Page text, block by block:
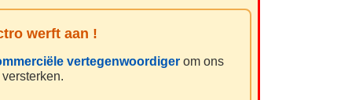
werft aan !
vertegenwoordigerom ons